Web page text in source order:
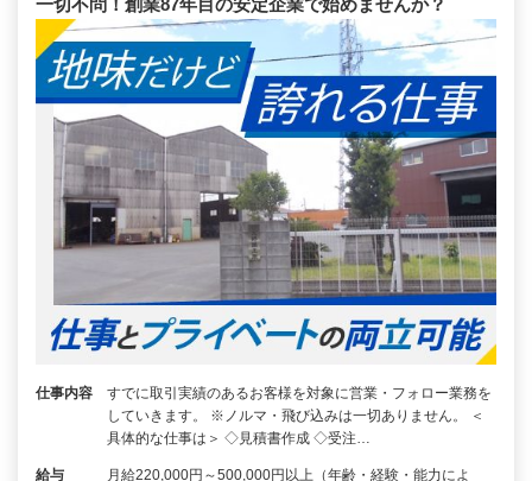
一切不問！創業87年目の安定企業で始めませんか？
仕事内容
すでに取引実績のあるお客様を対象に営業・フォロー業務を
していきます。 ※ノルマ・飛び込みは一切ありません。 ＜
具体的な仕事は＞ ◇見積書作成 ◇受注…
給与
月給220,000円～500,000円以上（年齢・経験・能力によ